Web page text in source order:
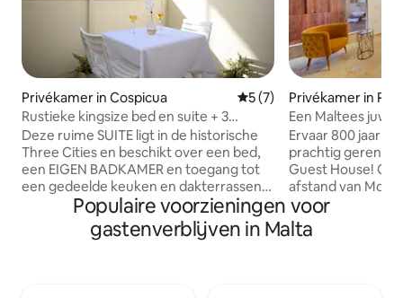
Privékamer in Cospicua Gemiddelde beoordeling
5 (7)
Rustieke kingsize bed en suite + 3
terrassen, 3 min VLT Ferry
Deze ruime SUITE ligt in de historische
Three Cities en beschikt over een bed,
een EIGEN BADKAMER en toegang tot
een gedeelde keuken en dakterrassen.
Dit is 1 van de 2 privékamers in de
een steenworp afstand te zijn van: ?
Privékamer in
Een Maltees
Mdina
Ervaar 800 jaar
prachtig
Guest House! Op
afstand van
Rabat,
met historische
verdiepingen
Populaire voorzieningen voor
gastenverblijven in Malta